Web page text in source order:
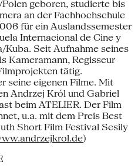
geboren, studierte bis
an der Fachhochschule
für ein Auslandssemester
Internacional de Cine y
Seit Aufnahme seines
Kameramann, Regisseur
tätig.
seine eigenen Filme. Mit
Andrzej Król und Gabriel
beim ATELIER. Der Film
u.a. mit dem Preis Best
Short Film Festival Sesily
)